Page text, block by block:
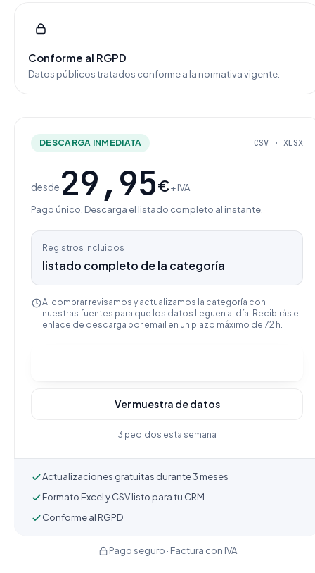
Conforme al RGPD
Datos públicos tratados conforme a la normativa vigente.
DESCARGA INMEDIATA CSV · XLSX
desde 29,95€+ IVA
Pago único. Descarga el listado completo al instante.
Registros incluidos
listado completo de la categoría
Al comprar revisamos y actualizamos la categoría con
nuestras fuentes para que los datos lleguen al día. Recibirás el
enlace de descarga por email en un plazo máximo de 72 h.
Ver muestra de datos
3 pedidos esta semana
Actualizaciones gratuitas durante 3 meses
Formato Excel y CSV listo para tu CRM
Conforme al RGPD
Pago seguro · Factura con IVA